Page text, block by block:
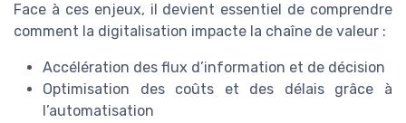
Face à ces enjeux, il devient essentiel de comprendre
comment la digitalisation impacte la chaîne de valeur :
Accélération des flux d’information et de décision
Optimisation des coûts et des délais grâce à
l’automatisation